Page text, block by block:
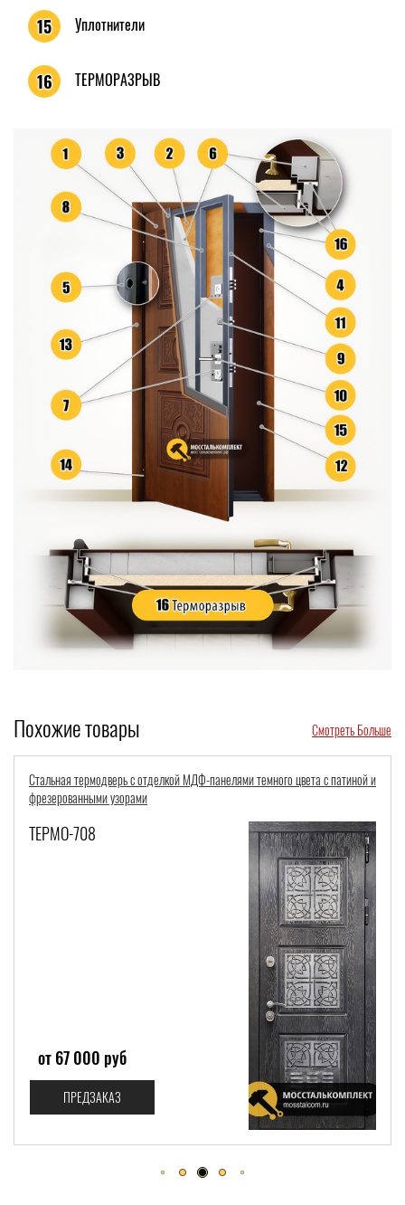
15 Уплотнители
16 ТЕРМОРАЗРЫВ
Похожие товары Смотреть Больше
Парадная непромерзающая дверь с панелями МДФ шпон, тремя
решетками и остеклением
ТЕРМО-930
от 230 000 руб
ПРЕДЗАКАЗ